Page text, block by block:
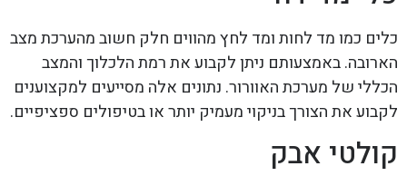
כלים כמו מד לחות ומד לחץ מהווים חלק חשוב מהערכת מצב
הארובה. באמצעותם ניתן לקבוע את רמת הלכלוך והמצב
הכללי של מערכת האוורור. נתונים אלה מסייעים למקצוענים
לקבוע את הצורך בניקוי מעמיק יותר או בטיפולים ספציפיים.
קולטי אבק